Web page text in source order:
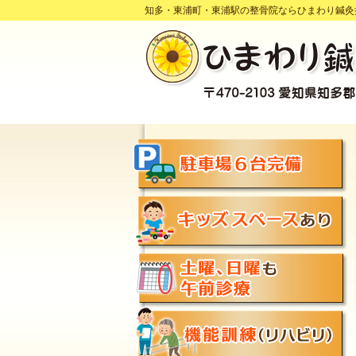
知多・東浦町・東浦駅の整骨院ならひまわり鍼